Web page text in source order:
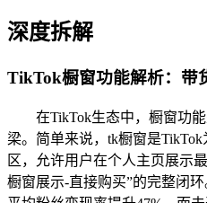
深度拆解
TikTok橱窗功能解析：带
在TikTok生态中，橱窗功
梁。简单来说，tk橱窗是
区，允许用户在个人主页展示
橱窗展示-直接购买”的完整闭